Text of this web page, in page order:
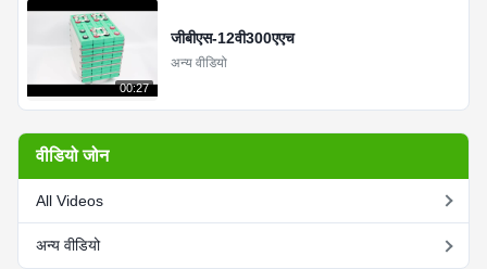
00:27
जीबीएस-12वी300एएच
अन्य वीडियो
वीडियो जोन
All Videos
अन्य वीडियो